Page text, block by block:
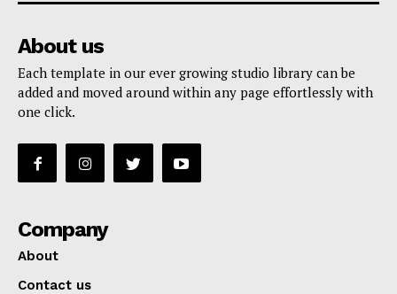
About us
Each template in our ever growing studio library can be
added and moved around within any page effortlessly with
one click.
Company
About
Contact us